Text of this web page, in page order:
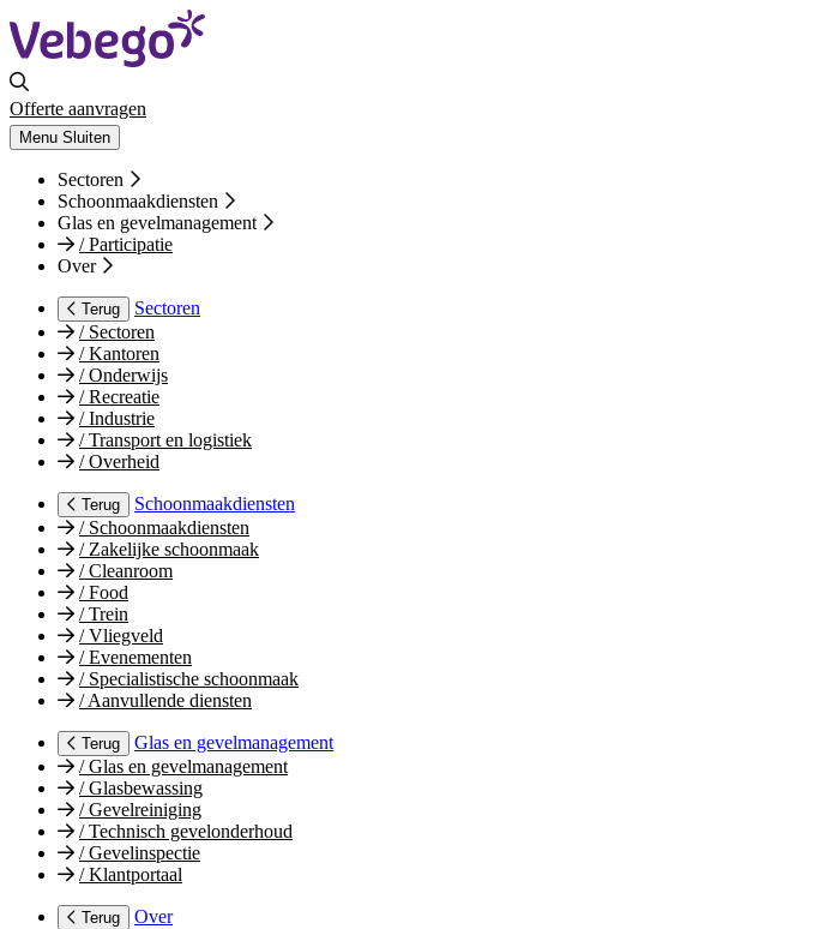
Offerte aanvragen
Menu Sluiten
Sectoren
Schoonmaakdiensten
Glas en gevelmanagement
/Participatie
Over
Terug
Sectoren
/Sectoren
/Kantoren
/Onderwijs
/Recreatie
/Industrie
/Transport en logistiek
/Overheid
Terug
Schoonmaakdiensten
/Schoonmaakdiensten
/Zakelijke schoonmaak
/Cleanroom
/Food
/Trein
/Vliegveld
/Evenementen
/Specialistische schoonmaak
/Aanvullende diensten
Terug
Glas en gevelmanagement
/Glas en gevelmanagement
/Glasbewassing
/Gevelreiniging
/Technisch gevelonderhoud
/Gevelinspectie
/Klantportaal
Terug
Over